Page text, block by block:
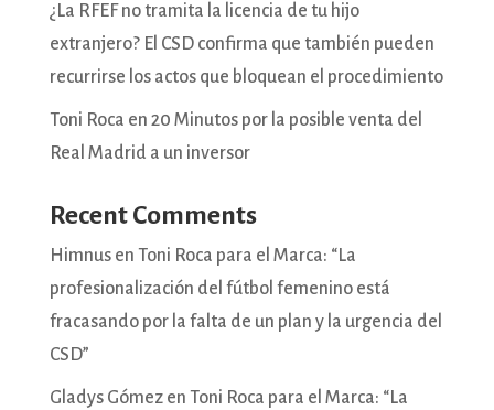
¿La RFEF no tramita la licencia de tu hijo
extranjero? El CSD confirma que también pueden
recurrirse los actos que bloquean el procedimiento
Toni Roca en 20 Minutos por la posible venta del
Real Madrid a un inversor
Recent Comments
Himnusen Toni Roca para el Marca: “La
profesionalización del fútbol femenino está
fracasando por la falta de un plan y la urgencia del
CSD”
Gladys Gómezen Toni Roca para el Marca: “La